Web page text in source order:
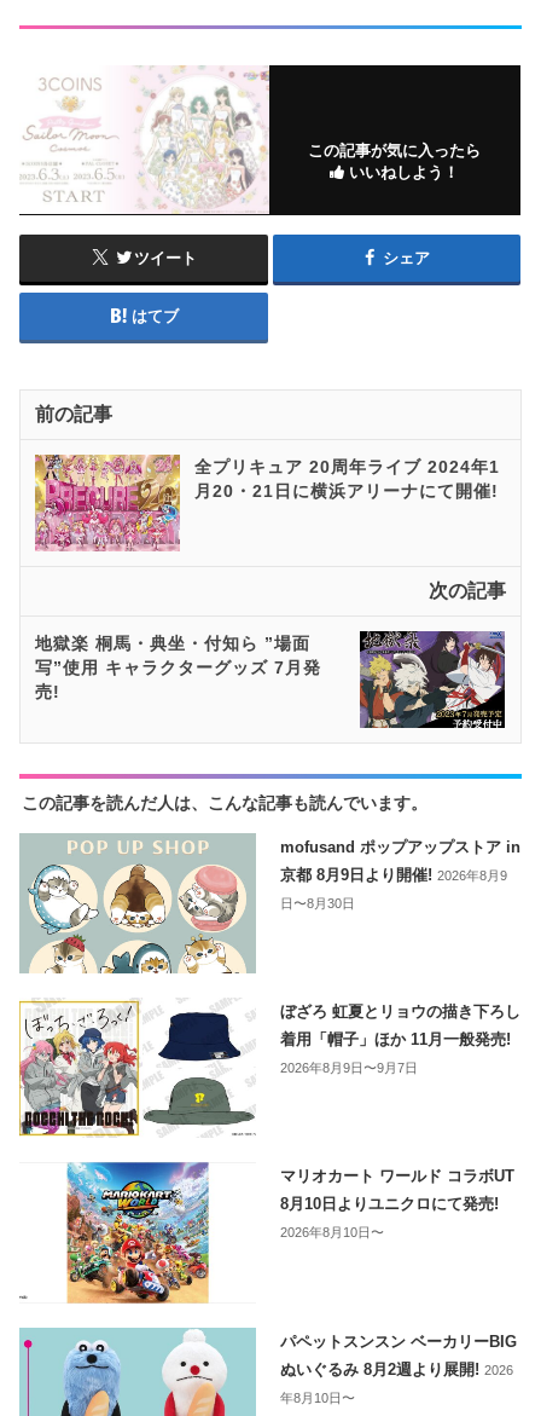
この記事が気に入ったら
いいねしよう！
ツイート シェア
はてブ
前の記事
全プリキュア 20周年ライブ 2024年1
月20・21日に横浜アリーナにて開催!
次の記事
地獄楽 桐馬・典坐・付知ら ”場面
写”使用 キャラクターグッズ 7月発
売!
この記事を読んだ人は、こんな記事も読んでいます。
mofusand ポップアップストア in
京都 8月9日より開催!2026年8月9
日〜8月30日
ぼざろ 虹夏とリョウの描き下ろし
着用「帽子」ほか 11月一般発売!
2026年8月9日〜9月7日
マリオカート ワールド コラボUT
8月10日よりユニクロにて発売!
2026年8月10日〜
パペットスンスン ベーカリーBIG
ぬいぐるみ 8月2週より展開!2026
年8月10日〜